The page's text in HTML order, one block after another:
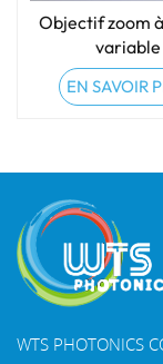
Objectif zoom
variable
EN SAVOIR
WTS PHOTONICS